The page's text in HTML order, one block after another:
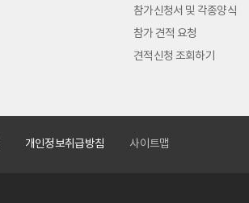
참가신청서 및 각종양식
참가 견적 요청
견적신청 조회하기
개인정보취급방침 사이트맵